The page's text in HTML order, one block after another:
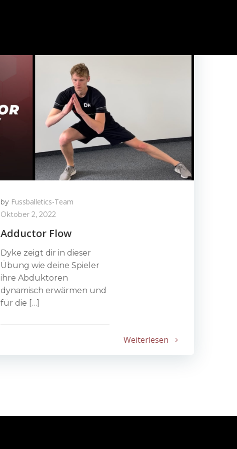
by Fussballetics-Team
Oktober 2, 2022
Adductor Flow
Dyke zeigt dir in dieser
Übung wie deine Spieler
ihre Abduktoren
dynamisch erwärmen und
für die […]
Weiterlesen